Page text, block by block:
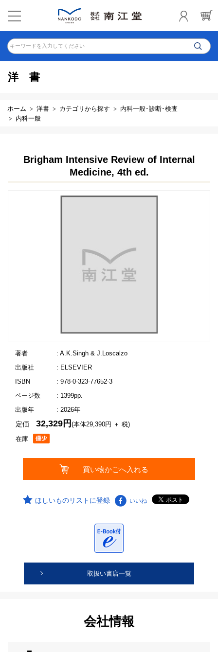
キーワードを入力してください
洋書
ホーム 洋書 カテゴリから探す
内科一般･診断･検査
内科一般
Brigham Intensive Review of Internal
Medicine, 4th ed.
著者
: A.K.Singh & J.Loscalzo
出版社
: ELSEVIER
ISBN
: 978-0-323-77652-3
ページ数
: 1399pp.
出版年
: 2026年
在庫
定価32,329円(本体29,390円 ＋ 税)
ほしいものリストに登録 いいね
取扱い書店一覧
会社情報